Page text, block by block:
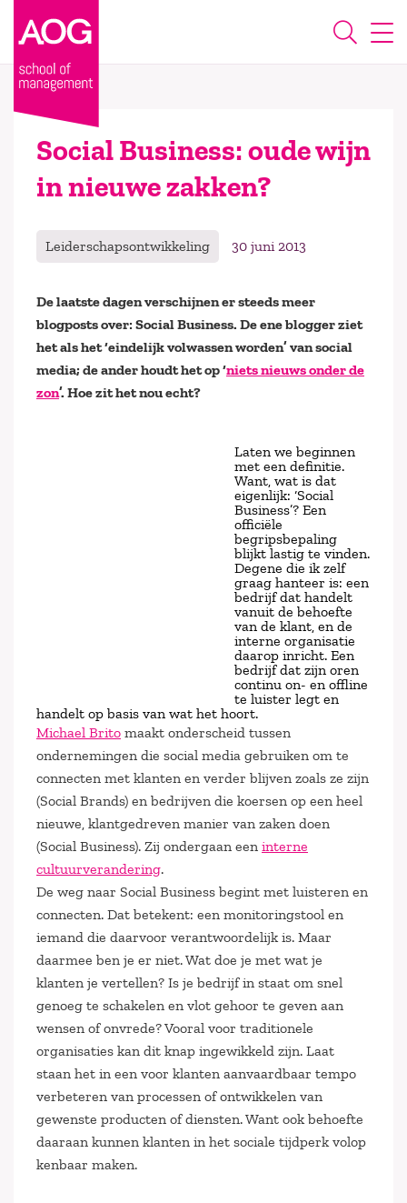
Social Business: oude wijn
in nieuwe zakken?
Leiderschapsontwikkeling 30 juni 2013
De laatste dagen verschijnen er steeds meer
blogposts over: Social Business. De ene blogger ziet
het als het ‘eindelijk volwassen worden’ van social
media; de ander houdt het op ‘niets nieuws onder de
zon’. Hoe zit het nou echt?
Laten we beginnen
met een definitie.
Want, wat is dat
eigenlijk: ‘Social
Business’? Een
officiële
begripsbepaling
blijkt lastig te vinden.
Degene die ik zelf
graag hanteer is: een
bedrijf dat handelt
vanuit de behoefte
van de klant, en de
interne organisatie
daarop inricht. Een
bedrijf dat zijn oren
continu on- en offline
te luister legt en
handelt op basis van wat het hoort.
Michael Brito maakt onderscheid tussen
ondernemingen die social media gebruiken om te
connecten met klanten en verder blijven zoals ze zijn
(Social Brands) en bedrijven die koersen op een heel
nieuwe, klantgedreven manier van zaken doen
(Social Business). Zij ondergaan een interne
cultuurverandering.
De weg naar Social Business begint met luisteren en
connecten. Dat betekent: een monitoringstool en
iemand die daarvoor verantwoordelijk is. Maar
daarmee ben je er niet. Wat doe je met wat je
klanten je vertellen? Is je bedrijf in staat om snel
genoeg te schakelen en vlot gehoor te geven aan
wensen of onvrede? Vooral voor traditionele
organisaties kan dit knap ingewikkeld zijn. Laat
staan het in een voor klanten aanvaardbaar tempo
verbeteren van processen of ontwikkelen van
gewenste producten of diensten. Want ook behoefte
daaraan kunnen klanten in het sociale tijdperk volop
kenbaar maken.